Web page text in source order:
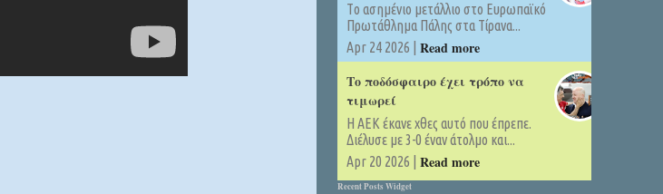
Tο ασημένιο μετάλλιο στο Ευρωπαϊκό
Πρωτάθλημα Πάλης στα Τίρανα...
Apr 24 2026 | Read more
Το ποδόσφαιρο έχει τρόπο να
τιμωρεί
Η ΑΕΚ έκανε χθες αυτό που έπρεπε.
Διέλυσε με 3-0 έναν άτολμο και...
Apr 20 2026 | Read more
Recent Posts Widget